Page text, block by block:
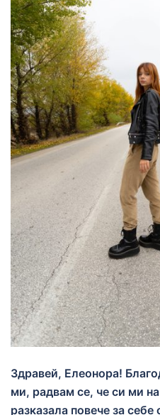
Здравей, Елеонора!
ми, радвам се, че си ми
разказала повече за